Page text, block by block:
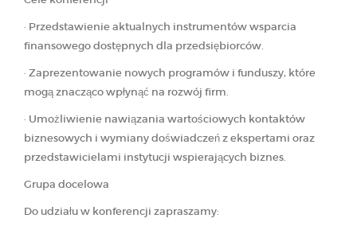
· Przedstawienie aktualnych instrumentów wsparcia
finansowego dostępnych dla przedsiębiorców.
· Zaprezentowanie nowych programów i funduszy, które
mogą znacząco wpłynąć na rozwój firm.
· Umożliwienie nawiązania wartościowych kontaktów
biznesowych i wymiany doświadczeń z ekspertami oraz
przedstawicielami instytucji wspierających biznes.
Grupa docelowa
Do udziału w konferencji zapraszamy: